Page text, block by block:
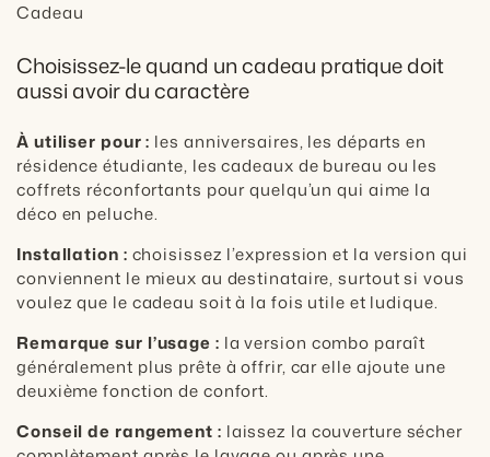
Cadeau
Choisissez-le quand un cadeau pratique doit
aussi avoir du caractère
À utiliser pour : les anniversaires, les départs en
résidence étudiante, les cadeaux de bureau ou les
coffrets réconfortants pour quelqu’un qui aime la
déco en peluche.
Installation : choisissez l’expression et la version qui
conviennent le mieux au destinataire, surtout si vous
voulez que le cadeau soit à la fois utile et ludique.
Remarque sur l’usage : la version combo paraît
généralement plus prête à offrir, car elle ajoute une
deuxième fonction de confort.
Conseil de rangement : laissez la couverture sécher